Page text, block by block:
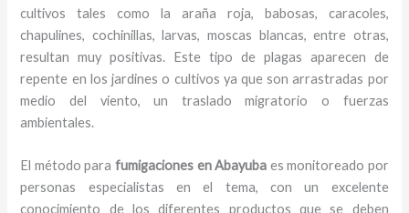
cultivos tales como la araña roja, babosas, caracoles,
chapulines, cochinillas, larvas, moscas blancas, entre otras,
resultan muy positivas. Este tipo de plagas aparecen de
repente en los jardines o cultivos ya que son arrastradas por
medio del viento, un traslado migratorio o fuerzas
ambientales.
El método para fumigaciones en Abayuba es monitoreado por
personas especialistas en el tema, con un excelente
conocimiento de los diferentes productos que se deben